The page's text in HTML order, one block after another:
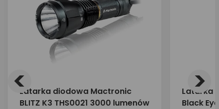
Latarka diodowa Mactronic
BLITZ K3 THS0021 3000 lumenów
Latarka
Black
< >